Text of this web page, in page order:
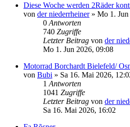
Diese Woche werden 2Räder
von der niederrheiner» Mo 1.
0 Antworten
740 Zugriffe
Letzter Beitrag von der
Mo 1. Jun 2026, 09:08
Motorrad Borchardt Bielefeld/
von Bubi » Sa 16. Mai 2026,
1 Antworten
1041 Zugriffe
Letzter Beitrag von der
Sa 16. Mai 2026, 16:02